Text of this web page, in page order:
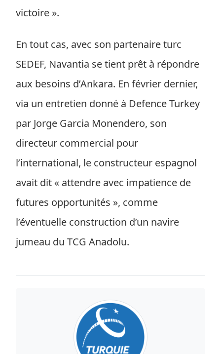
victoire ».
En tout cas, avec son partenaire turc
SEDEF, Navantia se tient prêt à répondre
aux besoins d’Ankara. En février dernier,
via un entretien donné à Defence Turkey
par Jorge Garcia Monendero, son
directeur commercial pour
l’international, le constructeur espagnol
avait dit « attendre avec impatience de
futures opportunités », comme
l’éventuelle construction d’un navire
jumeau du TCG Anadolu.